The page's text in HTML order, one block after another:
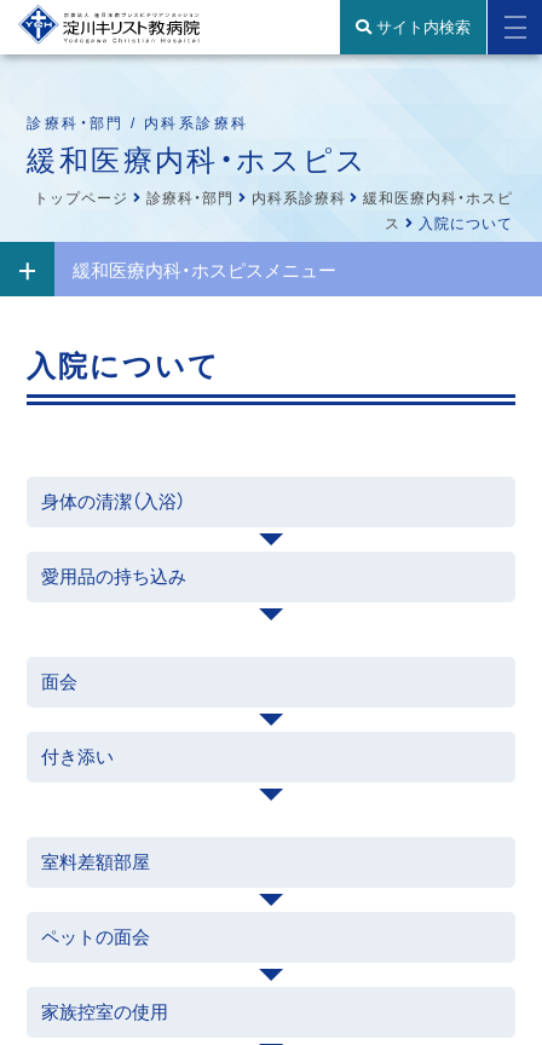
サイト内検索
診療科・部門 / 内科系診療科
緩和医療内科・ホスピス
トップページ 診療科・部門 内科系診療科
緩和医療内科・ホスピ
ス
入院について
緩和医療内科・ホスピスメニュー
入院について
身体の清潔（入浴）
愛用品の持ち込み
面会
付き添い
室料差額部屋
ペットの面会
家族控室の使用